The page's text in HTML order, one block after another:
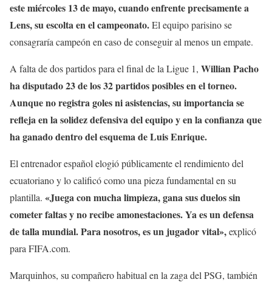
este miércoles 13 de mayo, cuando enfrente precisamente a
Lens, su escolta en el campeonato.El equipo parisino se
consagraría campeón en caso de conseguir al menos un empate.
A falta de dos partidos para el final de la Ligue 1, Willian Pacho
ha disputado 23 de los 32 partidos posibles en el torneo.
Aunque no registra goles ni asistencias, su importancia se
refleja en la solidez defensiva del equipo y en la confianza que
ha ganado dentro del esquema de Luis Enrique.
El entrenador español elogió públicamente el rendimiento del
ecuatoriano y lo calificó como una pieza fundamental en su
plantilla. «Juega con mucha limpieza, gana sus duelos sin
cometer faltas y no recibe amonestaciones. Ya es un defensa
de talla mundial. Para nosotros, es un jugador vital»,explicó
para FIFA.com.
Marquinhos, su compañero habitual en la zaga del PSG, también